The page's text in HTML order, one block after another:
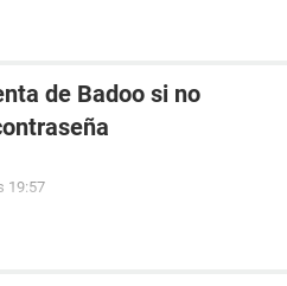
de Badoo si no
19:57